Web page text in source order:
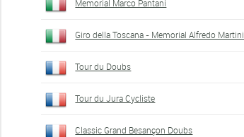
Memorial Marco Pantani
Giro della Toscana - Memorial Alfredo Martini
Tour du Doubs
Tour du Jura Cycliste
Classic Grand Besançon Doubs